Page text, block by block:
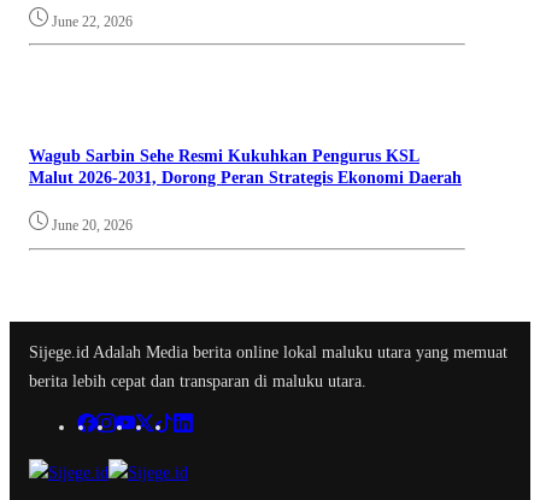
June 22, 2026
Wagub Sarbin Sehe Resmi Kukuhkan Pengurus KSL
Malut 2026-2031, Dorong Peran Strategis Ekonomi Daerah
June 20, 2026
Sijege.id Adalah Media berita online lokal maluku utara yang memuat
berita lebih cepat dan transparan di maluku utara.